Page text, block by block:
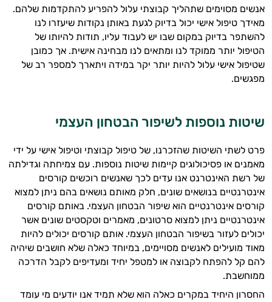
אנשים מסוימים שתהליך קבוצתי עלול להפריע להתקדמות שלהם.
מאידך טיפול אישי יכול בדיוק לגעת באותן נקודות שיעזרו לנו
להשתפר בדיוק במקום שבו יש לעבוד עליו, תודות להיותו של
הטיפול יותר ממוקד לנו ומתאים לנו מבחינה אישית. אך כמובן
שטיפול אישי עלול להיות יותר יקר במידה ויתארך למספר רב של
מפגשים.
שיטות נוספות לשיפור הבטחון העצמי
פרט לשתי השיטות שהזכרנו, של טיפול קבוצתי וטיפול אישי על ידי
מאמנים או פסיכולוגים קיימות שיטות נוספות. עם צמיחתה וגדילתה
של רשת האינטרנט אנו עדים לכך שאנשים רוכשים קורסים
אינטרנטיים בנושאים שונים, חלק מאותם נושאים בהם ניתן למצוא
קורסים אינטרנטיים הוא שיפור הבטחון העצמי. באותם קורסים
אינטרנטיים ניתן למצוא סרטונים, מאמרים וטקסטים שונים אשר
יכולים לעזור בשיפור הבטחון העצמי. אותם קורסים יכולים להיות
מאוד מועילים לאנשים מסויימים, במיוחד כאלה שלא חושבים שיהיה
להם קל להפתח לקבוצה או למטפל יחיד ומעדיפים לקבל הדרכה
ממוחשבת.
החסרון היחיד במקרים כאלה הוא שלא תמיד אנו יודעים מי עומד
אני יועץ הבריאות האישי AI של טבע בריא.
התזונה ומוצרי הבריאות המדויקים למטרות
ולמצב הגופני שלך, ולהסביר לך אילו רכיבים
עובדים יחד כדי למקסם תוצאות גם בחיי היום
יום וגם בתחום הכושר והספורט.
המטרה שלי היא להתאים עבורך המלצות
אישיות מבוססות מדעית.
זה הזמן להתחיל. איך אוכל לעזור?